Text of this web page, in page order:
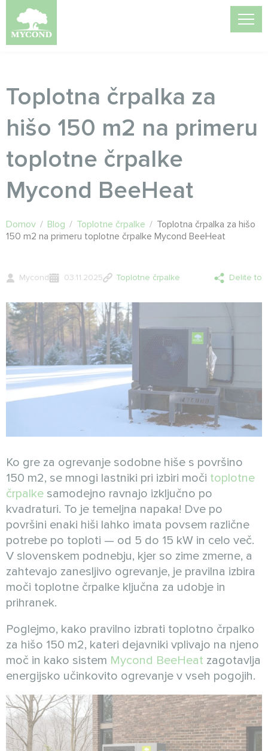
Toplotna črpalka za
hišo 150 m2 na primeru
toplotne črpalke
Mycond BeeHeat
Domov / Blog / Toplotne črpalke / Toplotna črpalka za hišo
150 m2 na primeru toplotne črpalke Mycond BeeHeat
Mycond 03.11.2025 Toplotne črpalke Delite to
Ko gre za ogrevanje sodobne hiše s površino
150 m2, se mnogi lastniki pri izbiri moči toplotne
črpalke samodejno ravnajo izključno po
kvadraturi. To je temeljna napaka! Dve po
površini enaki hiši lahko imata povsem različne
potrebe po toploti — od 5 do 15 kW in celo več.
V slovenskem podnebju, kjer so zime zmerne, a
zahtevajo zanesljivo ogrevanje, je pravilna izbira
moči toplotne črpalke ključna za udobje in
prihranek.
Poglejmo, kako pravilno izbrati toplotno črpalko
za hišo 150 m2, kateri dejavniki vplivajo na njeno
moč in kako sistem Mycond BeeHeat zagotavlja
energijsko učinkovito ogrevanje v vseh pogojih.